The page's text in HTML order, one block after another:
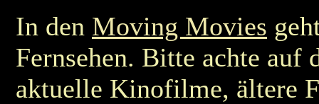
In den Moving Movies
Fernsehen. Bitte achte auf
aktuelle Kinofilme, ältere